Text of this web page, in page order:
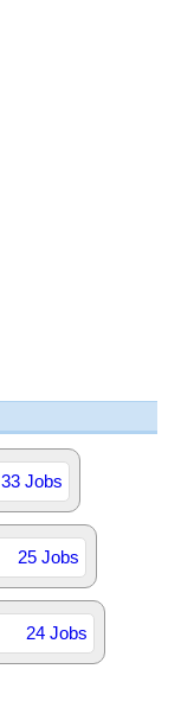
33 Jobs
25 Jobs
24 Jobs